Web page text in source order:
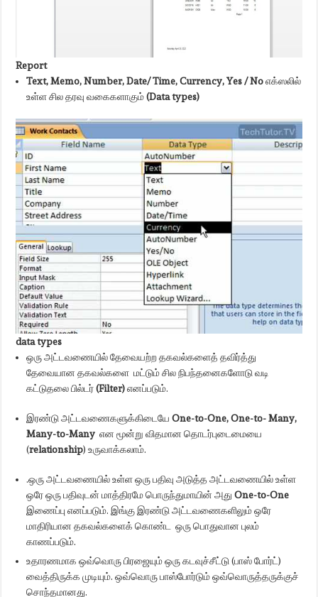
Report
Text, Memo, Number, Date/ Time, Currency, Yes / Noஎக்ஸலில்
உள்ள சில தரவு வகைகளாகும்(Data types)
data types
ஒரு அட்டவணையில் தேவையற்ற தகவல்களைத் தவிர்த்து
தேவையான தகவல்களை மட்டும் சில நிபந்தனைகளோடு வடி
கட்டுதலை பில்டர்(Filter)எனப்படும்.
இரண்டு அட்டவணைகளுக்கிடையேOne-to-One, One-to- Many,
Many-to-Many என மூன்று விதமான தொடர்புடைமையை
(relationship) உருவாக்கலாம்.
.ஒரு அட்டவணையில் உள்ள ஒரு பதிவு அடுத்த அட்டவணையில் உள்ள
ஒரே ஒரு பதிவுடன் மாத்திரமே பொருந்துமாயின் அதுOne-to-One
இணைப்பு எனப்படும். இங்கு இரண்டு அட்டவணைகளிலும் ஒரே
மாதிரியான தகவல்களைக் கொண்ட ஒரு பொதுவான புலம்
காணப்படும்.
உதாரணமாக ஒவ்வொரு பிரஜையும் ஒரு கடவுச்சீட்டு (பாஸ் போர்ட்)
வைத்திருக்க முடியும். ஒவ்வொரு பாஸ்போர்டும் ஒவ்வொருத்தருக்குச்
சொந்தமானது.